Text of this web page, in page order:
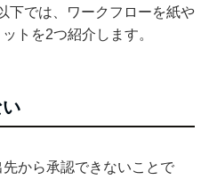
下では、ワークフローを紙や
トを2つ紹介します。
から承認できないことで